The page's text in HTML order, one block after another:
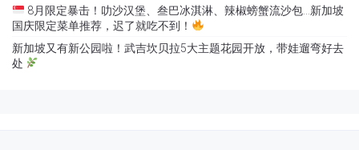
8月限定暴击！叻沙汉堡、叁巴冰淇淋、辣椒螃蟹流沙包…新加坡
国庆限定菜单推荐，迟了就吃不到！
新加坡又有新公园啦！武吉坎贝拉5大主题花园开放，带娃遛弯好去
处